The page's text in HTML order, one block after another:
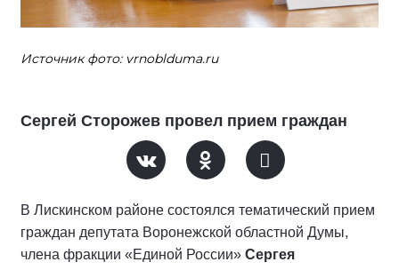
Источник фото: vrnoblduma.ru
Сергей Сторожев провел прием граждан
В Лискинском районе состоялся тематический прием
граждан депутата Воронежской областной Думы,
члена фракции «Единой России» Сергея